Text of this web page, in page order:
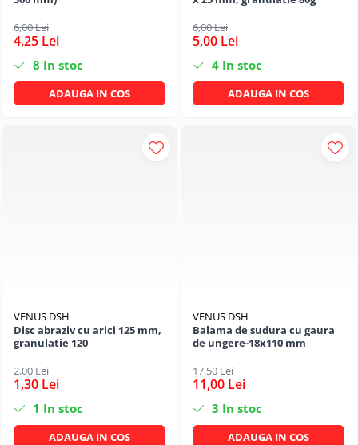
6,00 Lei
4,25 Lei
8 In stoc
ADAUGA IN COS
6,00 Lei
5,00 Lei
4 In stoc
ADAUGA IN COS
VENUS DSH
Disc abraziv cu arici 125 mm,
granulatie 120
2,00 Lei
1,30 Lei
1 In stoc
ADAUGA IN COS
VENUS DSH
Balama de sudura cu gaura
de ungere-18x110 mm
17,50 Lei
11,00 Lei
3 In stoc
ADAUGA IN COS